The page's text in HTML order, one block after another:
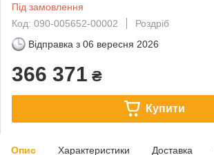
Під замовлення
Код: 090-005652-00002
Роздріб
Відправка з 06 вересня 2026
366 371 ₴
Купити
Опис Характеристики Доставка